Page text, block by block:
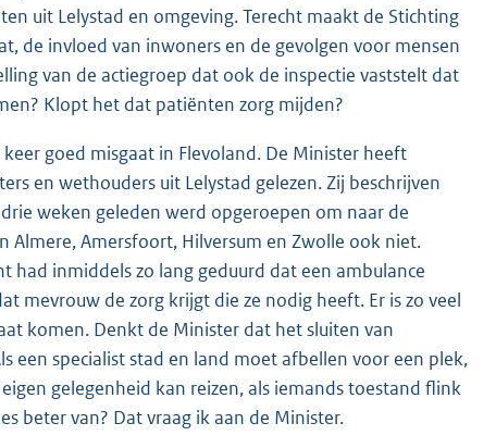
uit Lelystad en omgeving. Terecht maakt de Stichting
de invloed van inwoners en de gevolgen voor mensen
van de actiegroep dat ook de inspectie vaststelt dat
Klopt het dat patiënten zorg mijden?
goed misgaat in Flevoland. De Minister heeft
en wethouders uit Lelystad gelezen. Zij beschrijven
weken geleden werd opgeroepen om naar de
Almere, Amersfoort, Hilversum en Zwolle ook niet.
had inmiddels zo lang geduurd dat een ambulance
mevrouw de zorg krijgt die ze nodig heeft. Er is zo veel
komen. Denkt de Minister dat het sluiten van
een specialist stad en land moet afbellen voor een plek,
gelegenheid kan reizen, als iemands toestand flink
beter van? Dat vraag ik aan de Minister.